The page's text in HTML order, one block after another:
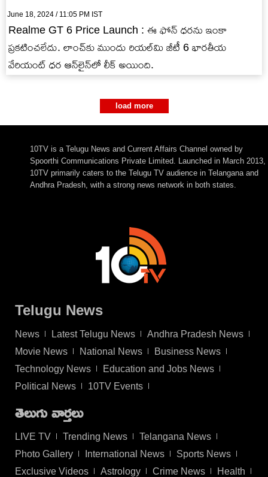
June 18, 2024 / 11:05 PM IST
Realme GT 6 Price Launch : ఈ ఫోన్ ధరను ఇంకా
ప్రకటించలేదు. లాంచ్‌కు ముందు రియల్‌మి జీటీ 6 భారతీయ
వేరియంట్ ధర ఆన్‌లైన్‌లో లీక్ అయింది.
load more
10TV is a Telugu News and Current Affairs Channel owned by
Spoorthi Communications Private Limited. Launched in March 2013,
10TV primarily caters to the Telugu TV audience in Telangana and
Andhra Pradesh, with a strong news network in both states.
Telugu News
News Latest Telugu News
Andhra Pradesh News
Movie News
National News
Business News
Technology News
Education and Jobs News
Political News
10TV Events
తెలుగు వార్తలు
LIVE TV Trending News
Telangana News
Photo Gallery
International News
Sports News
Exclusive Videos
Astrology Crime News Health